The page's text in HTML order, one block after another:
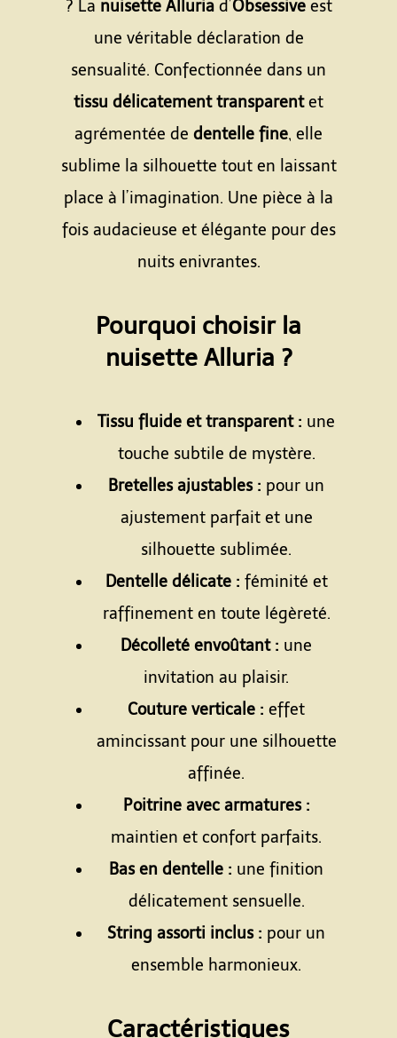
? La nuisette Alluriad’Obsessiveest
une véritable déclaration de
sensualité. Confectionnée dans un
tissu délicatement transparentet
agrémentée de dentelle fine, elle
sublime la silhouette tout en laissant
place à l’imagination. Une pièce à la
fois audacieuse et élégante pour des
nuits enivrantes.
Pourquoi choisir la
nuisette Alluria ?
Tissu fluide et transparent : une
touche subtile de mystère.
Bretelles ajustables : pour un
ajustement parfait et une
silhouette sublimée.
Dentelle délicate : féminité et
raffinement en toute légèreté.
Décolleté envoûtant : une
invitation au plaisir.
Couture verticale : effet
amincissant pour une silhouette
affinée.
Poitrine avec armatures :
maintien et confort parfaits.
Bas en dentelle : une finition
délicatement sensuelle.
String assorti inclus : pour un
ensemble harmonieux.
Caractéristiques